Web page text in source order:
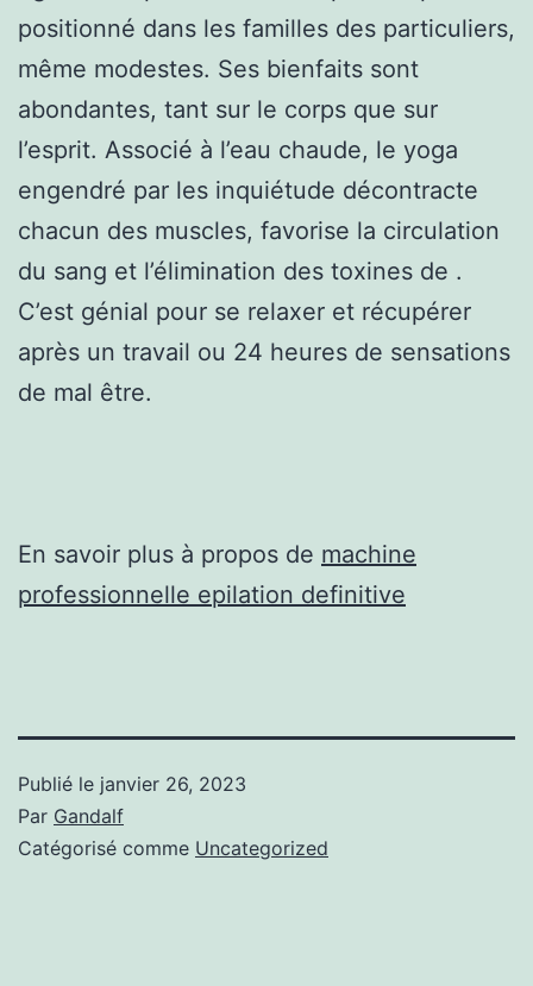
positionné dans les familles des particuliers,
même modestes. Ses bienfaits sont
abondantes, tant sur le corps que sur
l’esprit. Associé à l’eau chaude, le yoga
engendré par les inquiétude décontracte
chacun des muscles, favorise la circulation
du sang et l’élimination des toxines de .
C’est génial pour se relaxer et récupérer
après un travail ou 24 heures de sensations
de mal être.
En savoir plus à propos de machine
professionnelle epilation definitive
Publié le janvier 26, 2023
Par Gandalf
Catégorisé comme Uncategorized